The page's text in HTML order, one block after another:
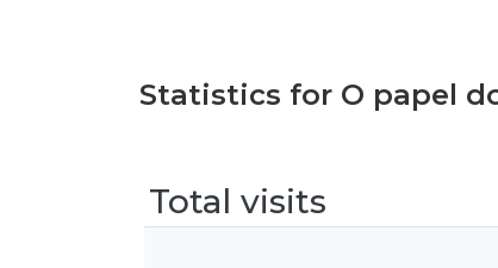
Statistics for O papel
Total visits